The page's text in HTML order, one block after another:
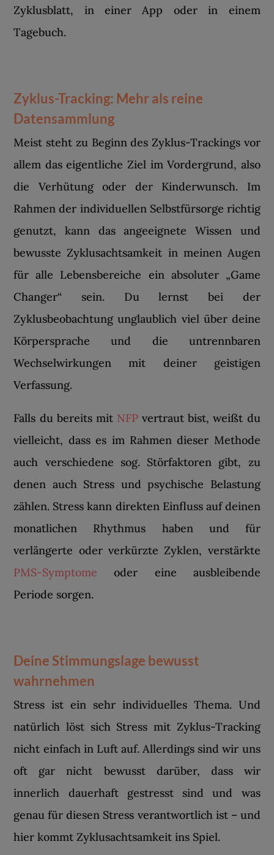
Zyklusblatt, in einer App oder in einem
Tagebuch.
Zyklus-Tracking: Mehr als reine
Datensammlung
Meist steht zu Beginn des Zyklus-Trackings vor
allem das eigentliche Ziel im Vordergrund, also
die Verhütung oder der Kinderwunsch. Im
Rahmen der individuellen Selbstfürsorge richtig
genutzt, kann das angeeignete Wissen und
bewusste Zyklusachtsamkeit in meinen Augen
für alle Lebensbereiche ein absoluter „Game
Changer“ sein. Du lernst bei der
Zyklusbeobachtung unglaublich viel über deine
Körpersprache und die untrennbaren
Wechselwirkungen mit deiner geistigen
Verfassung.
Falls du bereits mit NFP vertraut bist, weißt du
vielleicht, dass es im Rahmen dieser Methode
auch verschiedene sog. Störfaktoren gibt, zu
denen auch Stress und psychische Belastung
zählen. Stress kann direkten Einfluss auf deinen
monatlichen Rhythmus haben und für
verlängerte oder verkürzte Zyklen, verstärkte
PMS-Symptome oder eine ausbleibende
Periode sorgen.
Deine Stimmungslage bewusst
wahrnehmen
Stress ist ein sehr individuelles Thema. Und
natürlich löst sich Stress mit Zyklus-Tracking
nicht einfach in Luft auf. Allerdings sind wir uns
oft gar nicht bewusst darüber, dass wir
innerlich dauerhaft gestresst sind und was
genau für diesen Stress verantwortlich ist – und
hier kommt Zyklusachtsamkeit ins Spiel.